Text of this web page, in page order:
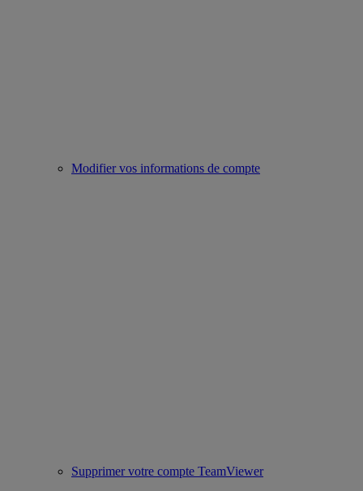
Modifier vos informations de compte
Supprimer votre compte TeamViewer